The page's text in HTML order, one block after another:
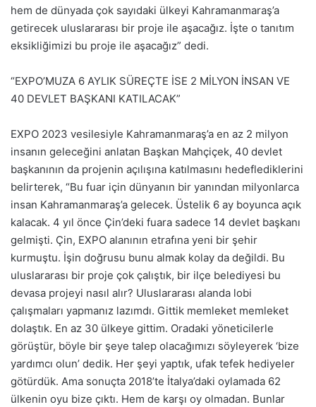
hem de dünyada çok sayıdaki ülkeyi Kahramanmaraş’a
getirecek uluslararası bir proje ile aşacağız. İşte o tanıtım
eksikliğimizi bu proje ile aşacağız” dedi.
“EXPO’MUZA 6 AYLIK SÜREÇTE İSE 2 MİLYON İNSAN VE
40 DEVLET BAŞKANI KATILACAK”
EXPO 2023 vesilesiyle Kahramanmaraş’a en az 2 milyon
insanın geleceğini anlatan Başkan Mahçiçek, 40 devlet
başkanının da projenin açılışına katılmasını hedeflediklerini
belirterek, “Bu fuar için dünyanın bir yanından milyonlarca
insan Kahramanmaraş’a gelecek. Üstelik 6 ay boyunca açık
kalacak. 4 yıl önce Çin’deki fuara sadece 14 devlet başkanı
gelmişti. Çin, EXPO alanının etrafına yeni bir şehir
kurmuştu. İşin doğrusu bunu almak kolay da değildi. Bu
uluslararası bir proje çok çalıştık, bir ilçe belediyesi bu
devasa projeyi nasıl alır? Uluslararası alanda lobi
çalışmaları yapmanız lazımdı. Gittik memleket memleket
dolaştık. En az 30 ülkeye gittim. Oradaki yöneticilerle
görüştür, böyle bir şeye talep olacağımızı söyleyerek ‘bize
yardımcı olun’ dedik. Her şeyi yaptık, ufak tefek hediyeler
götürdük. Ama sonuçta 2018’te İtalya’daki oylamada 62
ülkenin oyu bize çıktı. Hem de karşı oy olmadan. Bunlar